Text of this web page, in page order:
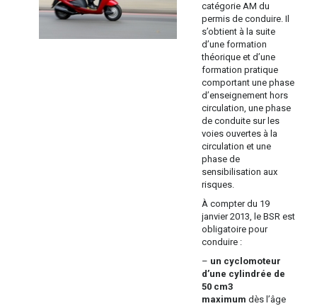
catégorie AM du
permis de conduire. Il
s’obtient à la suite
d’une formation
théorique et d’une
formation pratique
comportant une phase
d’enseignement hors
circulation, une phase
de conduite sur les
voies ouvertes à la
circulation et une
phase de
sensibilisation aux
risques.
À compter du 19
janvier 2013, le BSR est
obligatoire pour
conduire :
– un cyclomoteur
d’une cylindrée de
50 cm3
maximum dès l’âge